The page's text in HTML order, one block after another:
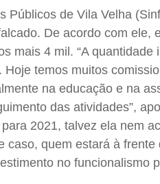
Públicos de Vila Velha
De acordo com ele,
mais 4 mil. “A quantidade
temos muitos
na educação e na
das atividades”,
2021, talvez ela nem
caso, quem estará à frente
no funcionalismo